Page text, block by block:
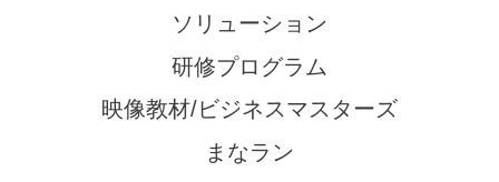
ソリューション
研修プログラム
映像教材/ビジネスマスターズ
まなラン